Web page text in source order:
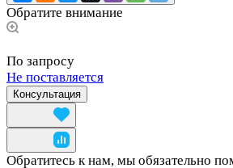
Обратите внимание
По запросу
Не поставляется
Консультация
Обратитесь к нам, мы обязательно